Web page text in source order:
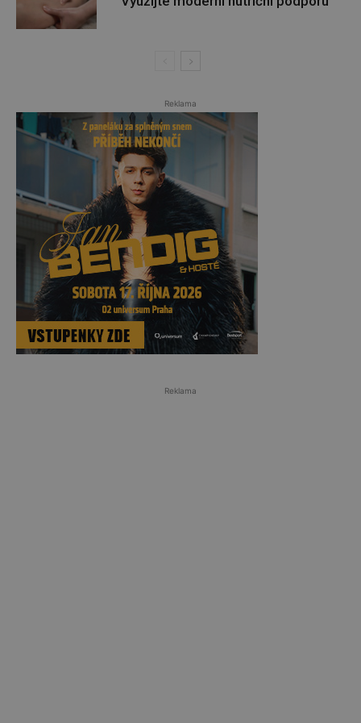
Reklama
Reklama